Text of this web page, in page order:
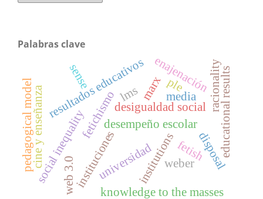
Palabras clave
universidad
fetichismo
resultados educativos
desempeño escolar
social inequality
desigualdad social racionality
weber
institutions
instituciones fetishdisposal
enajenación
marx educational results
media
cine y enseñanza
ple
lms
web 3.0
pedagogical model
knowledge to the masses
sense